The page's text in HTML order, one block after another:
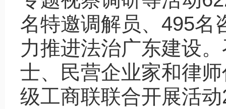
名特邀调解员、495名
力推进法治广东建设
士、民营企业家和律
级工商联联合开展活